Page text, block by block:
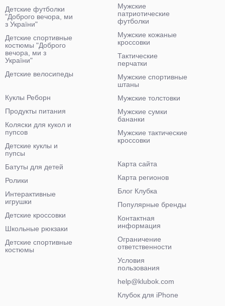
Детские футболки
"Доброго вечора, ми
з України"
Детские спортивные
костюмы "Доброго
вечора, ми з
України"
Детские велосипеды
Мужские
патриотические
футболки
Мужские кожаные
кроссовки
Тактические
перчатки
Мужские спортивные
штаны
Мужские толстовки
Мужские сумки
бананки
Мужские тактические
кроссовки
Куклы Реборн
Продукты питания
Коляски для кукол и
пупсов
Детские куклы и
пупсы
Батуты для детей
Ролики
Интерактивные
игрушки
Детские кроссовки
Школьные рюкзаки
Детские спортивные
костюмы
Карта сайта
Карта регионов
Блог Клубка
Популярные бренды
Контактная
информация
Ограничение
ответственности
Условия
пользования
help@klubok.com
Клубок для iPhone